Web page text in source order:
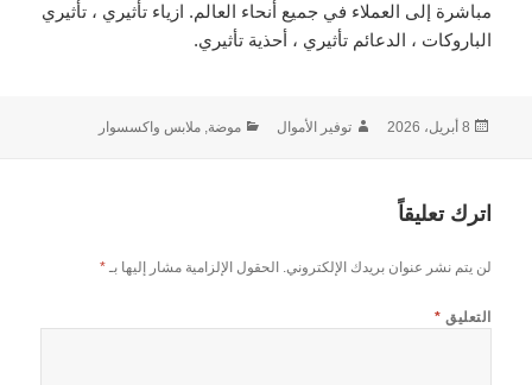
مباشرة إلى العملاء في جميع أنحاء العالم. ازياء تأثيري ، تأثيري
الباروكات ، الدعائم تأثيري ، أحذية تأثيري.
نُشرت
8 أبريل، 2026 الكاتب
توفير الأموال التصنيفات
موضة, ملابس واكسسوار
اترك تعليقاً
لن يتم نشر عنوان بريدك الإلكتروني. الحقول الإلزامية مشار إليها بـ*
التعليق *